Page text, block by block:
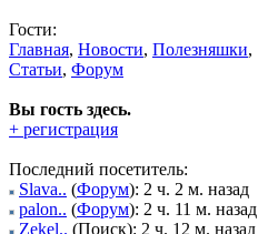
Гости:
Главная, Новости, Полезняшки,
Статьи, Форум
Вы гость здесь.
+ регистрация
Последний посетитель:
Slava.. (Форум): 2 ч. 2 м. назад
palon.. (Форум): 2 ч. 11 м. назад
Zekel.. (Поиск): 2 ч. 12 м. назад